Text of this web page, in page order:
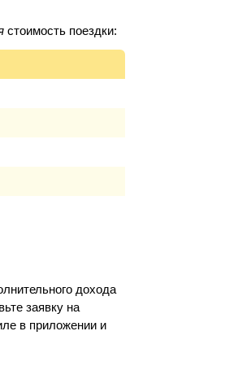
стоимость поездки:
дохода
заявку на
в приложении и